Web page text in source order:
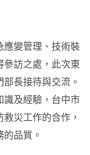
應變管理、技術裝
參訪之處，此次東
長接待與交流。
識及經驗，台中市
災工作的合作，
品質。